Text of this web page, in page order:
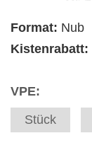
Format: Nub
Kistenrabatt:
VPE:
Stück